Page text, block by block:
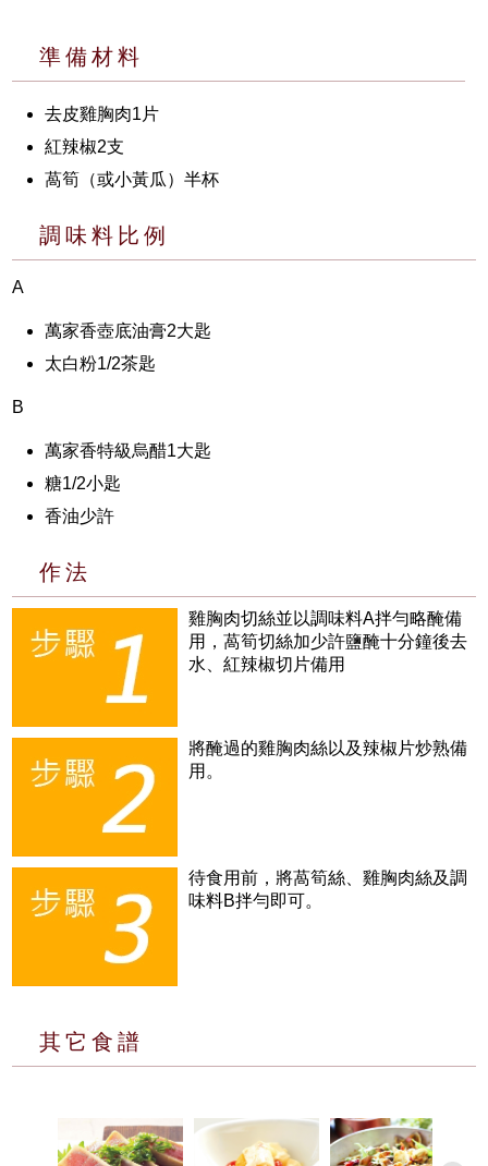
準備材料
去皮雞胸肉1片
紅辣椒2支
萵筍（或小黃瓜）半杯
調味料比例
A
萬家香壺底油膏2大匙
太白粉1/2茶匙
B
萬家香特級烏醋1大匙
糖1/2小匙
香油少許
作法
雞胸肉切絲並以調味料A拌勻略醃備
用，萵筍切絲加少許鹽醃十分鐘後去
水、紅辣椒切片備用
將醃過的雞胸肉絲以及辣椒片炒熟備
用。
待食用前，將萵筍絲、雞胸肉絲及調
味料B拌勻即可。
其它食譜